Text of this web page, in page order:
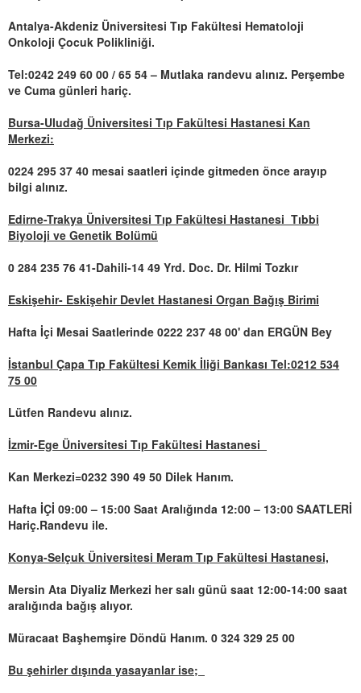
Antalya-Akdeniz Üniversitesi Tıp Fakültesi Hematoloji
Onkoloji Çocuk Polikliniği.
Tel:0242 249 60 00 / 65 54 – Mutlaka randevu alınız. Perşembe
ve Cuma günleri hariç.
Bursa-Uludağ Üniversitesi Tıp Fakültesi Hastanesi Kan
Merkezi:
0224 295 37 40 mesai saatleri içinde gitmeden önce arayıp
bilgi alınız.
Edirne-Trakya Üniversitesi Tıp Fakültesi Hastanesi Tıbbi
Biyoloji ve Genetik Bolümü
0 284 235 76 41-Dahili-14 49 Yrd. Doc. Dr. Hilmi Tozkır
Eskişehir- Eskişehir Devlet Hastanesi Organ Bağış Birimi
Hafta İçi Mesai Saatlerinde 0222 237 48 00' dan ERGÜN Bey
İstanbul Çapa Tıp Fakültesi Kemik İliği Bankası Tel:0212 534
75 00
Lütfen Randevu alınız.
İzmir-Ege Üniversitesi Tıp Fakültesi Hastanesi
Kan Merkezi=0232 390 49 50 Dilek Hanım.
Hafta İÇİ 09:00 – 15:00 Saat Aralığında 12:00 – 13:00 SAATLERİ
Hariç.Randevu ile.
Konya-Selçuk Üniversitesi Meram Tıp Fakültesi Hastanesi,
Mersin Ata Diyaliz Merkezi her salı günü saat 12:00-14:00 saat
aralığında bağış alıyor.
Müracaat Başhemşire Döndü Hanım. 0 324 329 25 00
Bu şehirler dışında yasayanlar ise;